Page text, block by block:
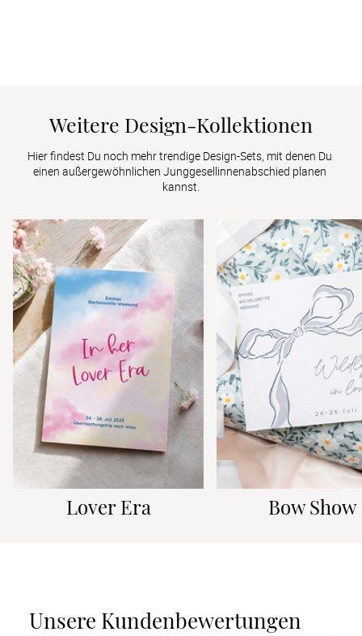
Weitere Design-Kollektionen
Hier findest Du noch mehr trendige Design-Sets, mit denen Du
einen außergewöhnlichen Junggesellinnenabschied planen
kannst.
Lover Era Bow Show
Unsere Kundenbewertungen